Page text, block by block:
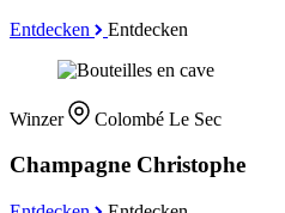
Entdecken Entdecken
Winzer Colombé Le Sec
Champagne Christophe